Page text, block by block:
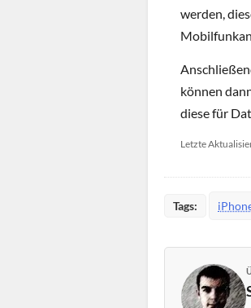
werden,
können
diese für
Letzte
Tags: